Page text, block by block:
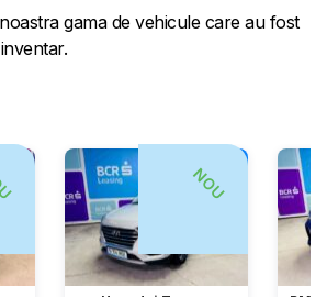
gama de vehicule care au fost
NOU